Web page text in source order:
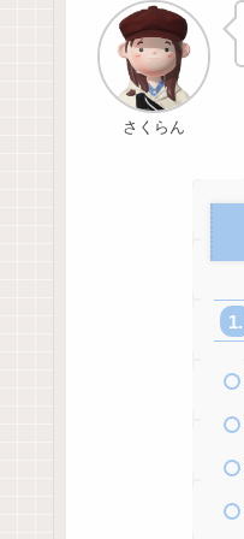
さくらん